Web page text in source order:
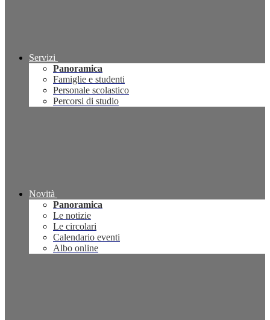
Servizi
Panoramica
Famiglie e studenti
Personale scolastico
Percorsi di studio
Novità
Panoramica
Le notizie
Le circolari
Calendario eventi
Albo online